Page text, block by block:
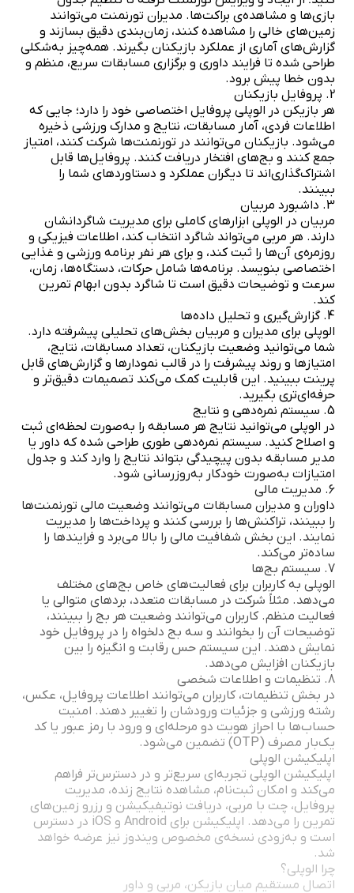
بازی‌ها و مشاهده‌ی براکت‌ها. مدیران تورنمنت می‌توانند
زمین‌های خالی را مشاهده کنند، زمان‌بندی دقیق بسازند و
گزارش‌های آماری از عملکرد بازیکنان بگیرند. همه‌چیز به‌شکلی
طراحی شده تا فرایند داوری و برگزاری مسابقات سریع، منظم و
بدون خطا پیش برود.
2. پروفایل بازیکنان
هر بازیکن در الوپلی پروفایل اختصاصی خود را دارد؛ جایی که
اطلاعات فردی، آمار مسابقات، نتایج و مدارک ورزشی ذخیره
می‌شود. بازیکنان می‌توانند در تورنمنت‌ها شرکت کنند، امتیاز
جمع کنند و بج‌های افتخار دریافت کنند. پروفایل‌ها قابل
اشتراک‌گذاری‌اند تا دیگران عملکرد و دستاوردهای شما را
ببینند.
3. داشبورد مربیان
مربیان در الوپلی ابزارهای کاملی برای مدیریت شاگردانشان
دارند. هر مربی می‌تواند شاگرد انتخاب کند، اطلاعات فیزیکی و
روزمره‌ی آن‌ها را ثبت کند، و برای هر نفر برنامه ورزشی و غذایی
اختصاصی بنویسد. برنامه‌ها شامل حرکات، دستگاه‌ها، زمان،
سرعت و توضیحات دقیق است تا شاگرد بدون ابهام تمرین
کند.
4. گزارش‌گیری و تحلیل داده‌ها
الوپلی برای مدیران و مربیان بخش‌های تحلیلی پیشرفته دارد.
شما می‌توانید وضعیت بازیکنان، تعداد مسابقات، نتایج،
امتیازها و روند پیشرفت را در قالب نمودارها و گزارش‌های قابل
پرینت ببینید. این قابلیت کمک می‌کند تصمیمات دقیق‌تر و
حرفه‌ای‌تری بگیرید.
5. سیستم نمره‌دهی و نتایج
در الوپلی می‌توانید نتایج هر مسابقه را به‌صورت لحظه‌ای ثبت
و اصلاح کنید. سیستم نمره‌دهی طوری طراحی شده که داور یا
مدیر مسابقه بدون پیچیدگی بتواند نتایج را وارد کند و جدول
امتیازات به‌صورت خودکار به‌روزرسانی شود.
6. مدیریت مالی
داوران و مدیران مسابقات می‌توانند وضعیت مالی تورنمنت‌ها
را ببینند، تراکنش‌ها را بررسی کنند و پرداخت‌ها را مدیریت
نمایند. این بخش شفافیت مالی را بالا می‌برد و فرایندها را
ساده‌تر می‌کند.
7. سیستم بج‌ها
الوپلی به کاربران برای فعالیت‌های خاص بج‌های مختلف
می‌دهد. مثلاً شرکت در مسابقات متعدد، بردهای متوالی یا
فعالیت منظم. کاربران می‌توانند وضعیت هر بج را ببینند،
توضیحات آن را بخوانند و سه بج دلخواه را در پروفایل خود
نمایش دهند. این سیستم حس رقابت و انگیزه را بین
بازیکنان افزایش می‌دهد.
8. تنظیمات و اطلاعات شخصی
در بخش تنظیمات، کاربران می‌توانند اطلاعات پروفایل، عکس،
رشته ورزشی و جزئیات ورودشان را تغییر دهند. امنیت
حساب‌ها با احراز هویت دو مرحله‌ای و ورود با رمز عبور یا کد
یک‌بار مصرف (OTP) تضمین می‌شود.
اپلیکیشن الوپلی
اپلیکیشن الوپلی تجربه‌ای سریع‌تر و در دسترس‌تر فراهم
می‌کند و امکان ثبت‌نام، مشاهده نتایج زنده، مدیریت
پروفایل، چت با مربی، دریافت نوتیفیکیشن و رزرو زمین‌های
تمرین را می‌دهد. اپلیکیشن برای Android و iOS در دسترس
است و به‌زودی نسخه‌ی مخصوص ویندوز نیز عرضه خواهد
شد.
چرا الوپلی؟
اتصال مستقیم میان بازیکن، مربی و داور